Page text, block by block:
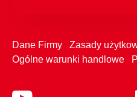
Dane Firmy Zasady
Ogólne warunki handlowe